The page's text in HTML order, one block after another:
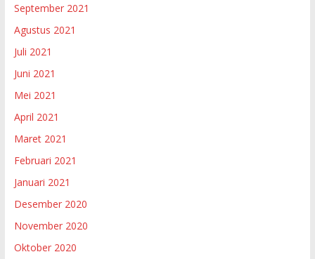
September 2021
Agustus 2021
Juli 2021
Juni 2021
Mei 2021
April 2021
Maret 2021
Februari 2021
Januari 2021
Desember 2020
November 2020
Oktober 2020